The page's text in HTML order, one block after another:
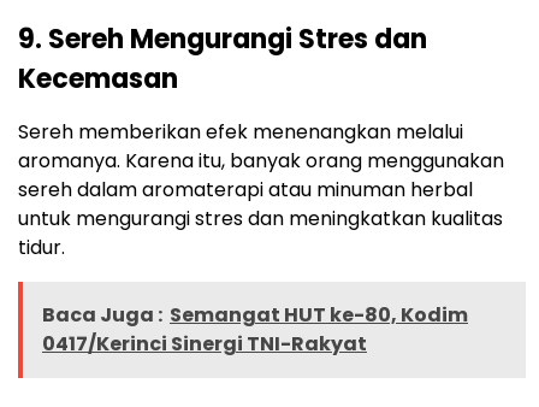
9. Sereh Mengurangi Stres dan
Kecemasan
Sereh memberikan efek menenangkan melalui
aromanya. Karena itu, banyak orang menggunakan
sereh dalam aromaterapi atau minuman herbal
untuk mengurangi stres dan meningkatkan kualitas
tidur.
Baca Juga : Semangat HUT ke-80, Kodim
0417/Kerinci Sinergi TNI-Rakyat